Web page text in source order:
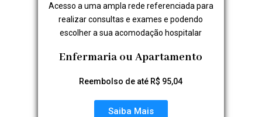
Acesso a uma ampla rede referenciada para
realizar consultas e exames e podendo
escolher a sua acomodação hospitalar
Enfermaria ou Apartamento
Reembolso de até R$ 95,04
Saiba Mais